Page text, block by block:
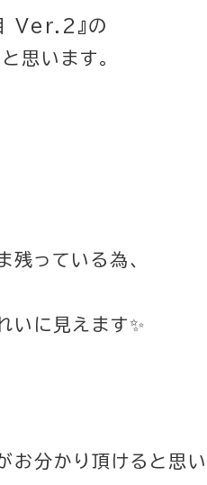
Ver.2』の
思います。
っている為、
いに見えます✨
分かり頂けると思い